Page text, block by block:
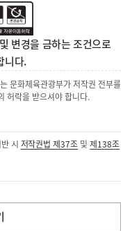
변경을 금하는 조건으로
니다.
문화체육관광부가 저작권 전부를
허락을 받으셔야 합니다.
시 저작권법 제37조 및제138조